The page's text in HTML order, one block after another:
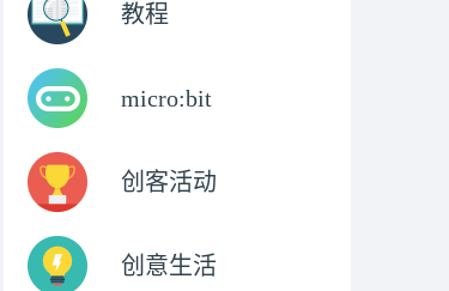
教程
micro:bit
创客活动
创意生活